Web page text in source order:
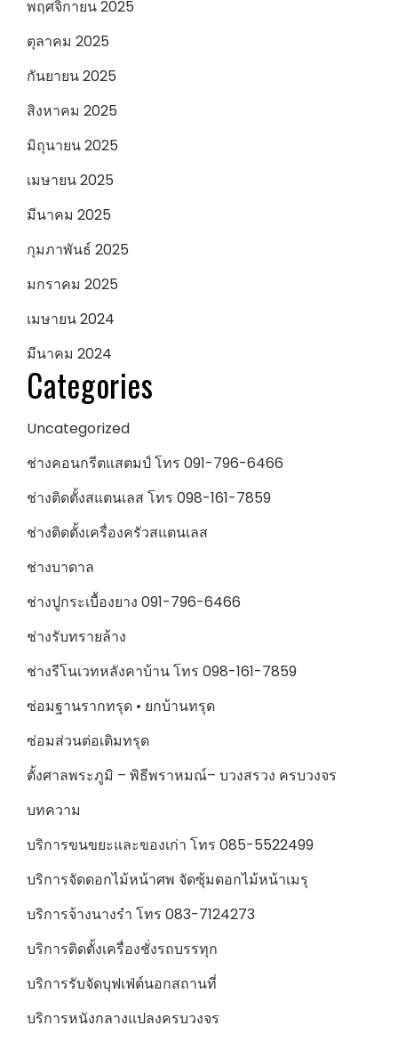
พฤศจิกายน 2025
ตุลาคม 2025
กันยายน 2025
สิงหาคม 2025
มิถุนายน 2025
เมษายน 2025
มีนาคม 2025
กุมภาพันธ์ 2025
มกราคม 2025
เมษายน 2024
มีนาคม 2024
Categories
Uncategorized
ช่างคอนกรีตแสตมป์ โทร 091-796-6466
ช่างติดตั้งสแตนเลส โทร 098-161-7859
ช่างติดตั้งเครื่องครัวสแตนเลส
ช่างบาดาล
ช่างปูกระเบื้องยาง 091-796-6466
ช่างรับทรายล้าง
ช่างรีโนเวทหลังคาบ้าน โทร 098-161-7859
ซ่อมฐานรากทรุด • ยกบ้านทรุด
ซ่อมส่วนต่อเติมทรุด
ตั้งศาลพระภูมิ – พิธีพราหมณ์– บวงสรวง ครบวงจร
บทความ
บริการขนขยะและของเก่า โทร 085-5522499
บริการจัดดอกไม้หน้าศพ จัดซุ้มดอกไม้หน้าเมรุ
บริการจ้างนางรำ โทร 083-7124273
บริการติดตั้งเครื่องชั่งรถบรรทุก
บริการรับจัดบุฟเฟ่ต์นอกสถานที่
บริการหนังกลางแปลงครบวงจร